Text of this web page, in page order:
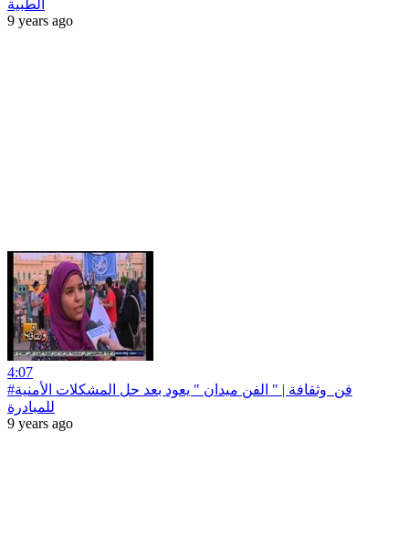
9 years ago
4:07
#فن_وثقافة | " الفن ميدان " يعود بعد حل المشكلات الأمنية
للمبادرة
9 years ago